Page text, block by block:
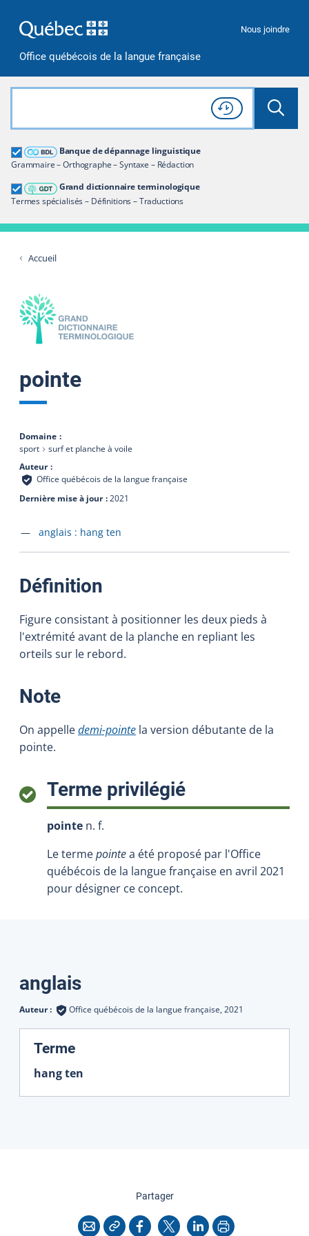
Office québécois de la langue française
Nous joindre
Rechercher dans tout le site
Lancer
Consulter l'
Historique
de recherche
Banque de dépannage linguistique
Grammaire – Orthographe – Syntaxe – Rédaction
Grand dictionnaire terminologique
Termes spécialisés – Définitions – Traductions
Grand dictionnaire terminologique
Restreindre aux termes
Accueil
pointe
Domaine
sport
surf et planche à voile
Auteur
Office québécois de la langue française
Dernière mise à jour 2021
Accéder à la fiche en
anglais : hang ten
Définition
Figure consistant à positionner les deux pieds à
l'extrémité avant de la planche en repliant les
orteils sur le rebord.
Note:
On appelledemi-pointe la version débutante de la
pointe.
Terme privilégié:
pointe n. f.
Le termepointea été proposé par l'Office
québécois de la langue française en avril 2021
pour désigner ce concept.
Traductions
anglais
Auteur : Office québécois de la langue française, 2021
Terme:
hang ten
Partagercette page
CourrielCopier l'adresse
Facebook
X LinkedInImprimer